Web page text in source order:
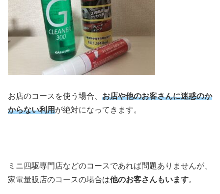
お店のコースを使う場合、 お店や他のお客さんに迷惑のか
からない利用が絶対になってきます。
ミニ四駆専門店などのコースであれば問題ありませんが、
家電量販店のコースの場合は他のお客さんもいます。